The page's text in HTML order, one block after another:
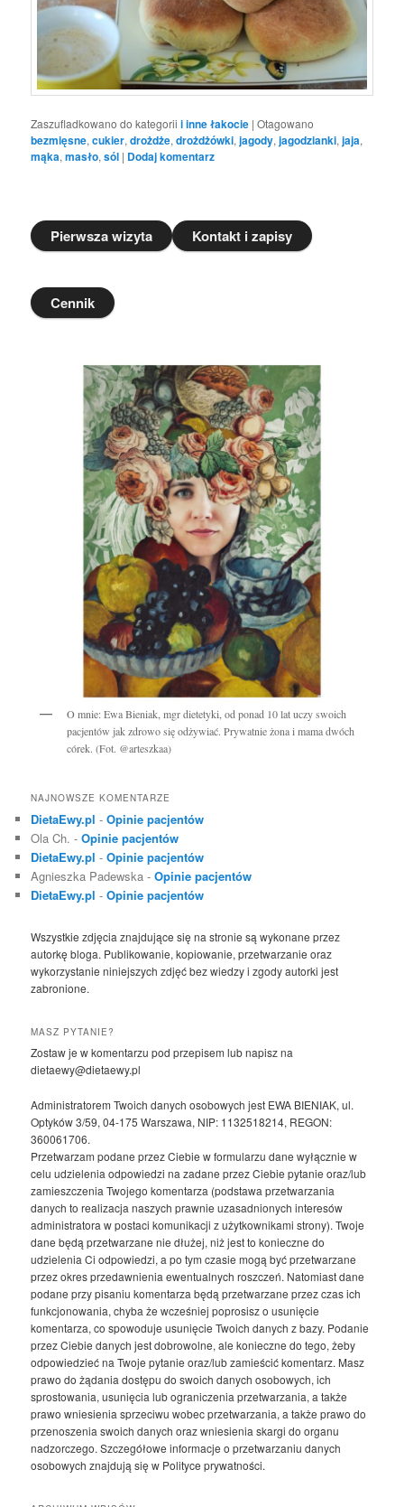
Zaszufladkowano do kategorii i inne łakocie |Otagowano
bezmięsne,cukier,drożdże,drożdżówki,jagody,jagodzianki,jaja,
mąka,masło,sól | Dodaj komentarz
Pierwsza wizyta Kontakt i zapisy
Cennik
O mnie: Ewa Bieniak, mgr dietetyki, od ponad 10 lat uczy swoich
pacjentów jak zdrowo się odżywiać. Prywatnie żona i mama dwóch
córek. (Fot. @arteszkaa)
NAJNOWSZE KOMENTARZE
DietaEwy.pl -Opinie pacjentów
Ola Ch. -Opinie pacjentów
DietaEwy.pl -Opinie pacjentów
Agnieszka Padewska -Opinie pacjentów
DietaEwy.pl -Opinie pacjentów
Wszystkie zdjęcia znajdujące się na stronie są wykonane przez
autorkę bloga. Publikowanie, kopiowanie, przetwarzanie oraz
wykorzystanie niniejszych zdjęć bez wiedzy i zgody autorki jest
zabronione.
MASZ PYTANIE?
Zostaw je w komentarzu pod przepisem lub napisz na
dietaewy@dietaewy.pl
Administratorem Twoich danych osobowych jest EWA BIENIAK, ul.
Optyków 3/59, 04-175 Warszawa, NIP: 1132518214, REGON:
360061706.
Przetwarzam podane przez Ciebie w formularzu dane wyłącznie w
celu udzielenia odpowiedzi na zadane przez Ciebie pytanie oraz/lub
zamieszczenia Twojego komentarza (podstawa przetwarzania
danych to realizacja naszych prawnie uzasadnionych interesów
administratora w postaci komunikacji z użytkownikami strony). Twoje
dane będą przetwarzane nie dłużej, niż jest to konieczne do
udzielenia Ci odpowiedzi, a po tym czasie mogą być przetwarzane
przez okres przedawnienia ewentualnych roszczeń. Natomiast dane
podane przy pisaniu komentarza będą przetwarzane przez czas ich
funkcjonowania, chyba że wcześniej poprosisz o usunięcie
komentarza, co spowoduje usunięcie Twoich danych z bazy. Podanie
przez Ciebie danych jest dobrowolne, ale konieczne do tego, żeby
odpowiedzieć na Twoje pytanie oraz/lub zamieścić komentarz. Masz
prawo do żądania dostępu do swoich danych osobowych, ich
sprostowania, usunięcia lub ograniczenia przetwarzania, a także
prawo wniesienia sprzeciwu wobec przetwarzania, a także prawo do
przenoszenia swoich danych oraz wniesienia skargi do organu
nadzorczego. Szczegółowe informacje o przetwarzaniu danych
osobowych znajdują się w Polityce prywatności.